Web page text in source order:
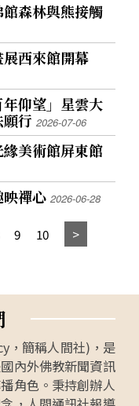
森林與熊接觸
西來館開幕
仰望」星雲大
願行2026-07-06
美術館屏東館
映禪心2026-06-28
9 10
，簡稱人間社)，是
內外佛教新聞資訊
角色。秉持創辦人